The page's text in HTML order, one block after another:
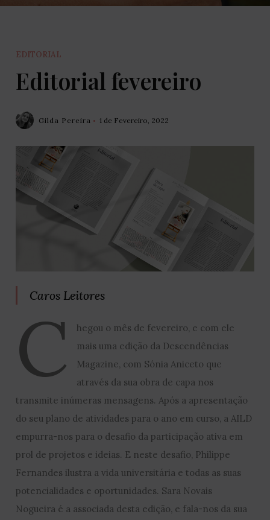
EDITORIAL
Editorial fevereiro
Gilda Pereira 1 de Fevereiro, 2022
Caros Leitores
C
hegou o mês de fevereiro, e com ele
mais uma edição da Descendências
Magazine, com Sónia Aniceto que
através da sua obra de capa nos
transmite inúmeras mensagens. Após a apresentação
do seu plano de atividades para o ano em curso, a AILD
empurra-nos para o desafio da participação ativa em
prol de projetos e ideias. E neste desafio, Philippe
Fernandes ilustra a vida universitária e todas as suas
potencialidades e oportunidades. Sara Novais
Nogueira é a associada desta edição, e fala-nos da sua